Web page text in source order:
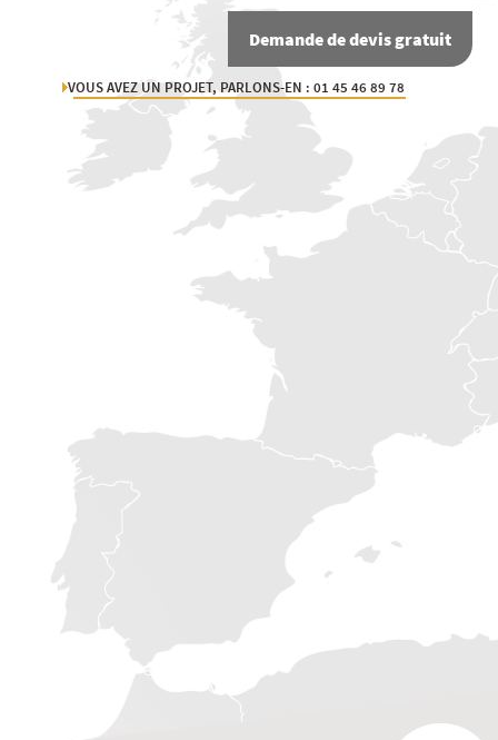
Demande de devis gratuit
VOUS AVEZ UN PROJET, PARLONS-EN : 01 45 46 89 78